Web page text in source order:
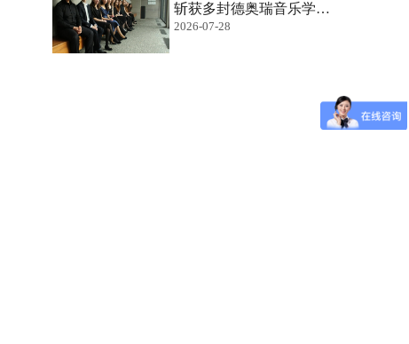
斩获多封德奥瑞音乐学院
录取 offer
2026-07-28